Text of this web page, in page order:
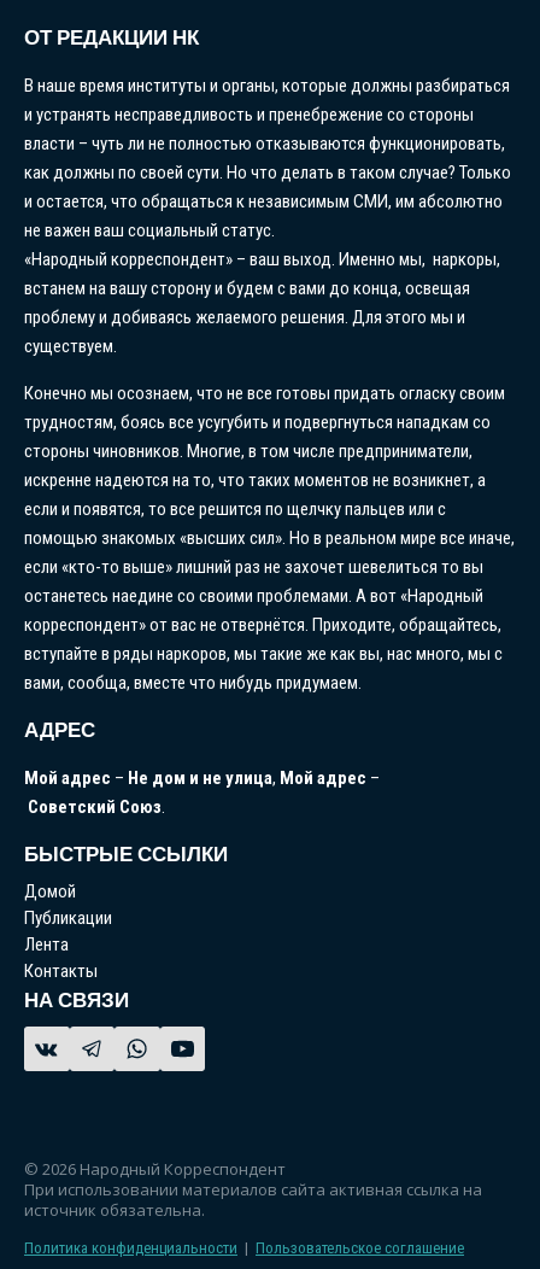
ОТ РЕДАКЦИИ НК
В наше время институты и органы, которые должны разбираться
и устранять несправедливость и пренебрежение со стороны
власти – чуть ли не полностью отказываются функционировать,
как должны по своей сути. Но что делать в таком случае? Только
и остается, что обращаться к независимым СМИ, им абсолютно
не важен ваш социальный статус.
«Народный корреспондент» – ваш выход. Именно мы, наркоры,
встанем на вашу сторону и будем с вами до конца, освещая
проблему и добиваясь желаемого решения. Для этого мы и
существуем.
Конечно мы осознаем, что не все готовы придать огласку своим
трудностям, боясь все усугубить и подвергнуться нападкам со
стороны чиновников. Многие, в том числе предприниматели,
искренне надеются на то, что таких моментов не возникнет, а
если и появятся, то все решится по щелчку пальцев или с
помощью знакомых «высших сил». Но в реальном мире все иначе,
если «кто-то выше» лишний раз не захочет шевелиться то вы
останетесь наедине со своими проблемами. А вот «Народный
корреспондент» от вас не отвернётся. Приходите, обращайтесь,
вступайте в ряды наркоров, мы такие же как вы, нас много, мы с
вами, сообща, вместе что нибудь придумаем.
АДРЕС
Мой адрес – Не дом и не улица, Мой адрес –
Советский Союз
БЫСТРЫЕ ССЫЛКИ
Домой
Публикации
Лента
Контакты
НА СВЯЗИ
© 2026 Народный Корреспондент
При использовании материалов сайта активная ссылка на
источник обязательна.
Политика конфиденциальности | Пользовательское соглашение